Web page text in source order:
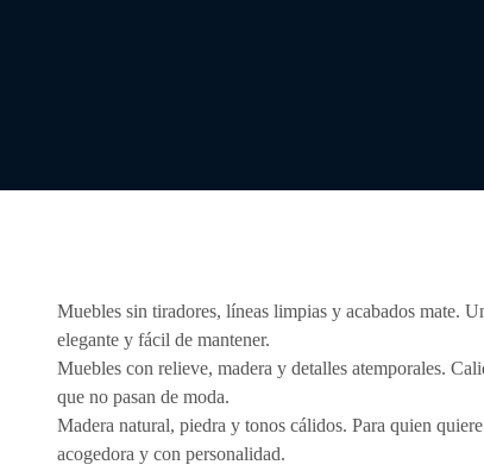
Muebles sin tiradores, líneas limpias y acabados mate.
elegante y fácil de mantener.
Muebles con relieve, madera y detalles atemporales.
que no pasan de moda.
Madera natural, piedra y tonos cálidos. Para quien
acogedora y con personalidad.